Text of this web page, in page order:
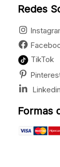
Redes
TikTok
Linkedin
Formas